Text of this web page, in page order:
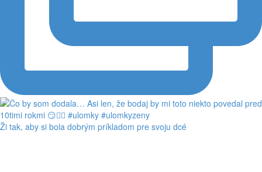
Ži tak, aby si bola dobrým príkladom pre svoju dcé